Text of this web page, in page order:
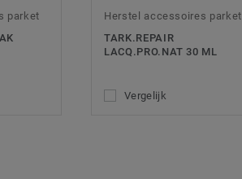
parket
Herstel accessoires parket
TARK.REPAIR
LACQ.PRO.NAT 30 ML
Vergelijk